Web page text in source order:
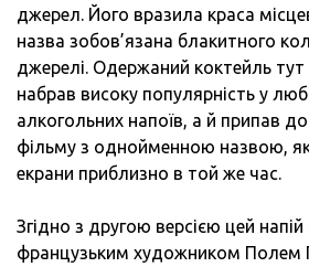
джерел. Його вразила краса
назва зобов’язана блакитного
джерелі. Одержаний коктейль тут
набрав високу популярність у
алкогольних напоїв, а й припав
фільму з однойменною назвою,
екрани приблизно в той же час.
Згідно з другою версією цей
французьким художником Полем